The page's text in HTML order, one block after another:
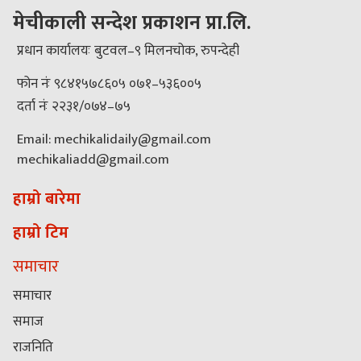
मेचीकाली सन्देश प्रकाशन प्रा.लि.
प्रधान कार्यालयः बुटवल–९ मिलनचोक, रुपन्देही
फोन नंः ९८४१५७८६०५ ०७१–५३६००५
दर्ता नंः २२३१/०७४–७५
Email: mechikalidaily@gmail.com
mechikaliadd@gmail.com
हाम्रो बारेमा
हाम्रो टिम
समाचार
समाचार
समाज
राजनिति